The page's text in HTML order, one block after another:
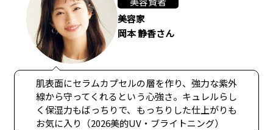
美容家
岡本 静香さん
肌表面にセラムカプセルの層を作り、強力な紫外
線から守ってくれるという心強さ。キュレルらし
く保湿力もばっちりで、もっちりした仕上がりも
お気に入り（2026美的UV・ブライトニング）